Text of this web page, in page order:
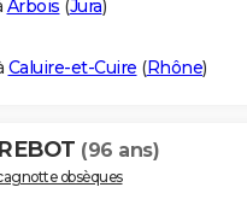
Arbois (Jura)
Caluire-et-Cuire (Rhône)
(96 ans)
obsèques